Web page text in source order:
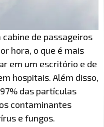
de passageiros
hora, o que é mais
em um escritório e de
hospitais. Além disso,
das partículas
contaminantes
e fungos.